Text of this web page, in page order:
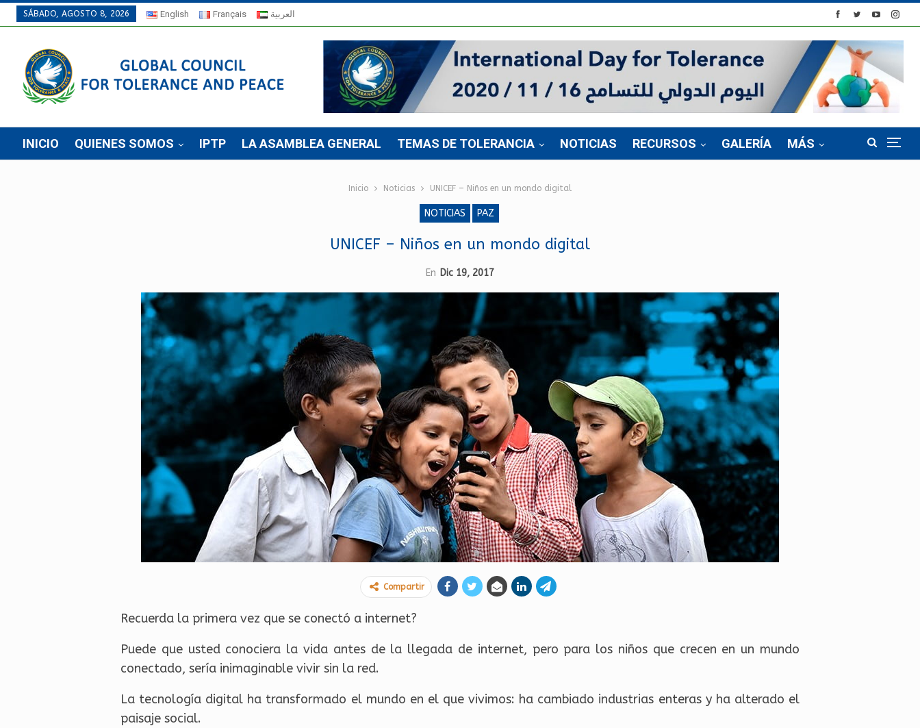
SÁBADO, AGOSTO 8, 2026 English Français العربية
INICIO QUIENES SOMOS IPTP LA ASAMBLEA GENERAL TEMAS DE TOLERANCIA NOTICIAS RECURSOS GALERÍA MÁS
Inicio Noticias UNICEF – Niños en un mondo digital
NOTICIAS PAZ
UNICEF – Niños en un mondo digital
En Dic 19, 2017
Compartir
Recuerda la primera vez que se conectó a internet?
Puede que usted conociera la vida antes de la llegada de internet, pero para los niños que crecen en un mundo
conectado, sería inimaginable vivir sin la red.
La tecnología digital ha transformado el mundo en el que vivimos: ha cambiado industrias enteras y ha alterado el
paisaje social.